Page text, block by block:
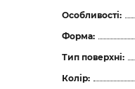
Особливості:
Форма:
Тип поверхні:
Колір: